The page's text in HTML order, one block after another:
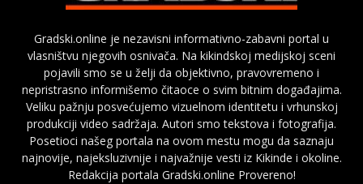
Gradski.online je nezavisni informativno-zabavni portal u
vlasništvu njegovih osnivača. Na kikindskoj medijskoj sceni
pojavili smo se u želji da objektivno, pravovremeno i
nepristrasno informišemo čitaoce o svim bitnim događajima.
Veliku pažnju posvećujemo vizuelnom identitetu i vrhunskoj
produkciji video sadržaja. Autori smo tekstova i fotografija.
Posetioci našeg portala na ovom mestu mogu da saznaju
najnovije, najeksluzivnije i najvažnije vesti iz Kikinde i okoline.
Redakcija portala Gradski.online Provereno!